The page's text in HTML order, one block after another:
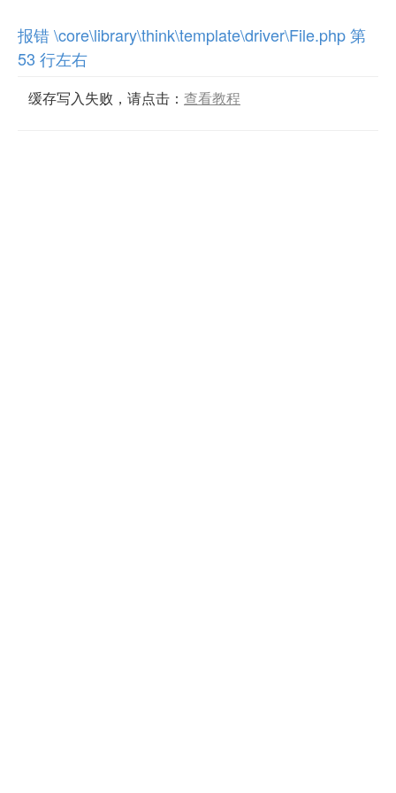
报错 \core\library\think\template\driver\File.php 第
53 行左右
缓存写入失败，请点击： 查看教程